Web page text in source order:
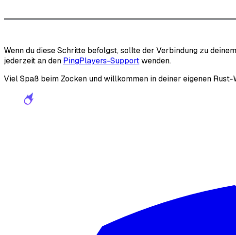
Wenn du diese Schritte befolgst, sollte der Verbindung zu
jederzeit an den PingPlayers-Supportwenden.
Viel Spaß beim Zocken und willkommen in deiner eigenen Rust-